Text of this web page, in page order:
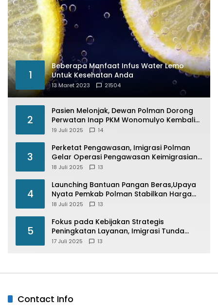
1
Beberapa Manfaat Infus Water Lemo
Untuk Kesehatan Anda
13 Maret 2023 21504
2
Pasien Melonjak, Dewan Polman Dorong
Perwatan Inap PKM Wonomulyo Kembali
di Fungsikan
19 Juli 2025 14
3
Perketat Pengawasan, Imigrasi Polman
Gelar Operasi Pengawasan Keimigrasian
“Wirawaspada” Serentak disemua Daerah
18 Juli 2025 13
4
Launching Bantuan Pangan Beras,Upaya
Nyata Pemkab Polman Stabilkan Harga
Beras
18 Juli 2025 13
5
Fokus pada Kebijakan Strategis
Peningkatan Layanan, Imigrasi Tunda
Paspor Desain Merah Putih
17 Juli 2025 13
Contact Info